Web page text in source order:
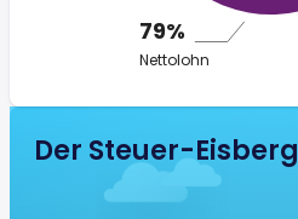
79%
Nettolohn
Der Steuer-Eisberg